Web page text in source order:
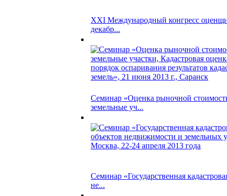
XXI Международный конгресс
декабр...
Семинар «Оценка рыночной
земельные уч...
Семинар «Государственная
не...